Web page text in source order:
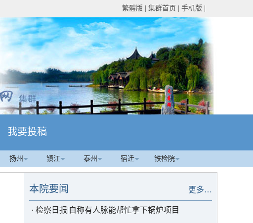
繁體版 集群首页 手机版
我要投稿
扬州 镇江 泰州 宿迁 铁检院
更多…
本院要闻
· 检察日报|自称有人脉能帮忙拿下锅炉项目